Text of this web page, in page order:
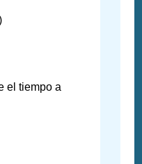
el tiempo a